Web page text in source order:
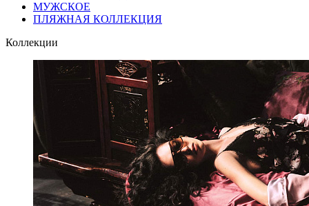
МУЖСКОЕ
ПЛЯЖНАЯ КОЛЛЕКЦИЯ
Коллекции